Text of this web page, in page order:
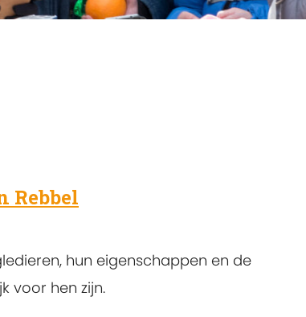
Rebbel
hun eigenschappen en de
voor hen zijn.